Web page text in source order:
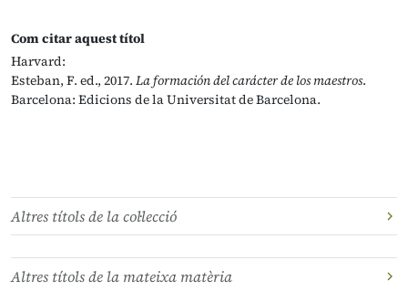
Com citar aquest títol
Harvard:
Esteban, F. ed., 2017. La formación del carácter de los maestros.
Barcelona: Edicions de la Universitat de Barcelona.
Altres títols de la col·lecció
Altres títols de la mateixa matèria